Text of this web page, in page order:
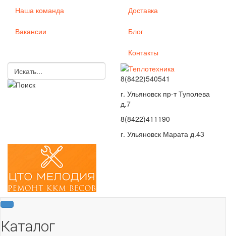
Наша команда
Вакансии
Доставка
Блог
Контакты
8(8422)540541
г. Ульяновск пр-т Туполева
д.7
8(8422)411190
г. Ульяновск Марата д.43
Каталог